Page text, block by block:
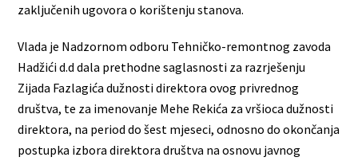
zaključenih ugovora o korištenju stanova.
Vlada je Nadzornom odboru Tehničko-remontnog zavoda
Hadžići d.d dala prethodne saglasnosti za razrješenju
Zijada Fazlagića dužnosti direktora ovog privrednog
društva, te za imenovanje Mehe Rekića za vršioca dužnosti
direktora, na period do šest mjeseci, odnosno do okončanja
postupka izbora direktora društva na osnovu javnog